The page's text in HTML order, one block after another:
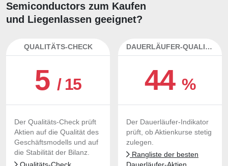
Semiconductors zum Kaufen
und Liegenlassen geeignet?
QUALITÄTS-CHECK
5/ 15
Der Qualitäts-Check prüft
Aktien auf die Qualität des
Geschäftsmodells und auf
die Stabilität der Bilanz.
DAUERLÄUFER-QUALITÄTEN
44%
Der Dauerläufer-Indikator
prüft, ob Aktienkurse stetig
zulegen.
Rangliste der besten